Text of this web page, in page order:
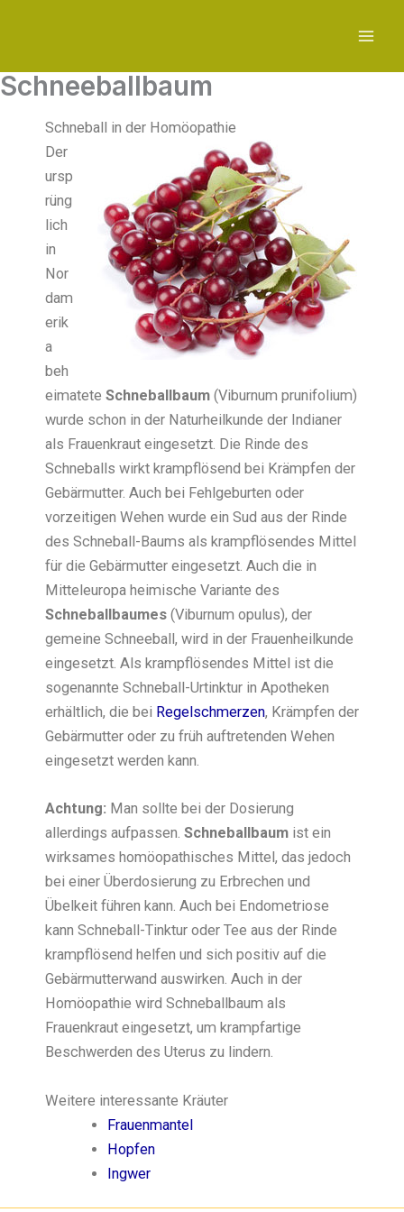
Schneeballbaum
Schneball in der Homöopathie
Der
ursp
rüng
lich
in
Nor
dam
erik
a
beh
eimatete Schneballbaum (Viburnum prunifolium)
wurde schon in der Naturheilkunde der Indianer
als Frauenkraut eingesetzt. Die Rinde des
Schneballs wirkt krampflösend bei Krämpfen der
Gebärmutter. Auch bei Fehlgeburten oder
vorzeitigen Wehen wurde ein Sud aus der Rinde
des Schneball-Baums als krampflösendes Mittel
für die Gebärmutter eingesetzt. Auch die in
Mitteleuropa heimische Variante des
Schneballbaumes (Viburnum opulus), der
gemeine Schneeball, wird in der Frauenheilkunde
eingesetzt. Als krampflösendes Mittel ist die
sogenannte Schneball-Urtinktur in Apotheken
erhältlich, die bei Regelschmerzen, Krämpfen der
Gebärmutter oder zu früh auftretenden Wehen
eingesetzt werden kann.
Achtung: Man sollte bei der Dosierung
allerdings aufpassen. Schneballbaum ist ein
wirksames homöopathisches Mittel, das jedoch
bei einer Überdosierung zu Erbrechen und
Übelkeit führen kann. Auch bei Endometriose
kann Schneball-Tinktur oder Tee aus der Rinde
krampflösend helfen und sich positiv auf die
Gebärmutterwand auswirken. Auch in der
Homöopathie wird Schneballbaum als
Frauenkraut eingesetzt, um krampfartige
Beschwerden des Uterus zu lindern.
Weitere interessante Kräuter
Frauenmantel
Hopfen
Ingwer